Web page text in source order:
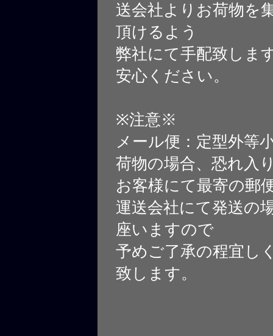
送会社よりお荷物を
頂けるよう
弊社にて手配致しま
安心ください。
※注意※
メール便：定型外等
荷物の場合、恐れ入
お客様にて最寄の郵
運送会社にて発送の
座いますので
予めご了承の程宜し
致します。